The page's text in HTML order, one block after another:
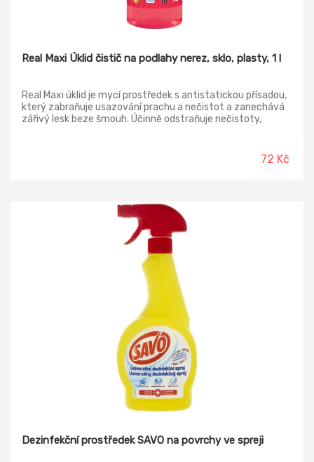
Real Maxi Úklid čistič na podlahy nerez, sklo, plasty, 1 l
Real Maxi úklid je mycí prostředek s antistatickou přísadou,
který zabraňuje usazování prachu a nečistot a zanechává
zářivý lesk beze šmouh. Účinně odstraňuje nečistoty,
72 Kč
Dezinfekční prostředek SAVO na povrchy ve spreji